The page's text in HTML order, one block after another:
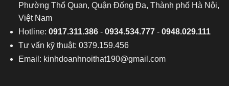
Phường Thổ Quan, Quận Đống Đa, Thành phố Hà Nội,
Việt Nam
Hotline: 0917.311.386- 0934.534.777- 0948.029.111
Tư vấn kỹ thuật: 0379.159.456
Email: kinhdoanhnoithat190@gmail.com